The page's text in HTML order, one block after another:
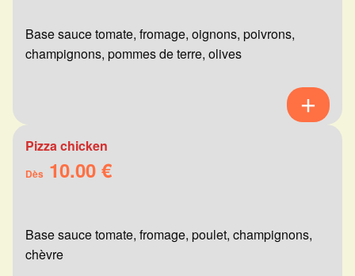
Base sauce tomate, fromage, oignons, poivrons,
champignons, pommes de terre, olives
Pizza chicken
Dès 10.00 €
Base sauce tomate, fromage, poulet, champignons,
chèvre